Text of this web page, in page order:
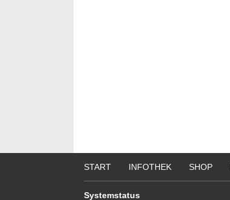
START INFOTHEK SHOP
Systemstatus